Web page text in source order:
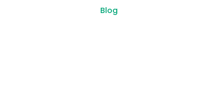
Blog